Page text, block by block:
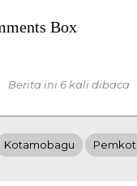
Box
Berita ini 6 kali dibaca
Kotamobagu Pemkot